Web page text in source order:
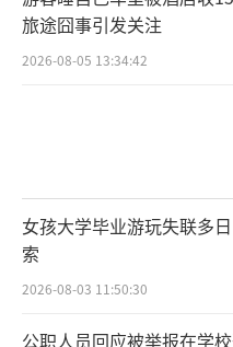
越来越上瘾了。”
系朋友关系。2019
小晴身份及照片，
使用其他手机号以“
旅途囧事引发关注
2026-08-05 13:34:42
女孩大学毕业游玩失联多
索
2026-08-03 11:50:30
公职人员回应被举报在学